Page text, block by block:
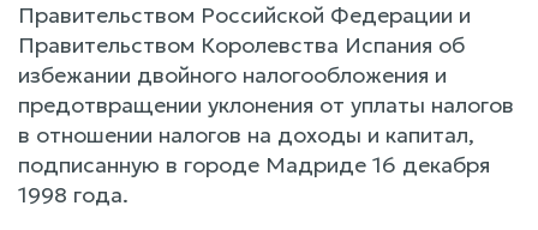
Правительством Российской Федерации и
Правительством Королевства Испания об
избежании двойного налогообложения и
предотвращении уклонения от уплаты налогов
в отношении налогов на доходы и капитал,
подписанную в городе Мадриде 16 декабря
1998 года.